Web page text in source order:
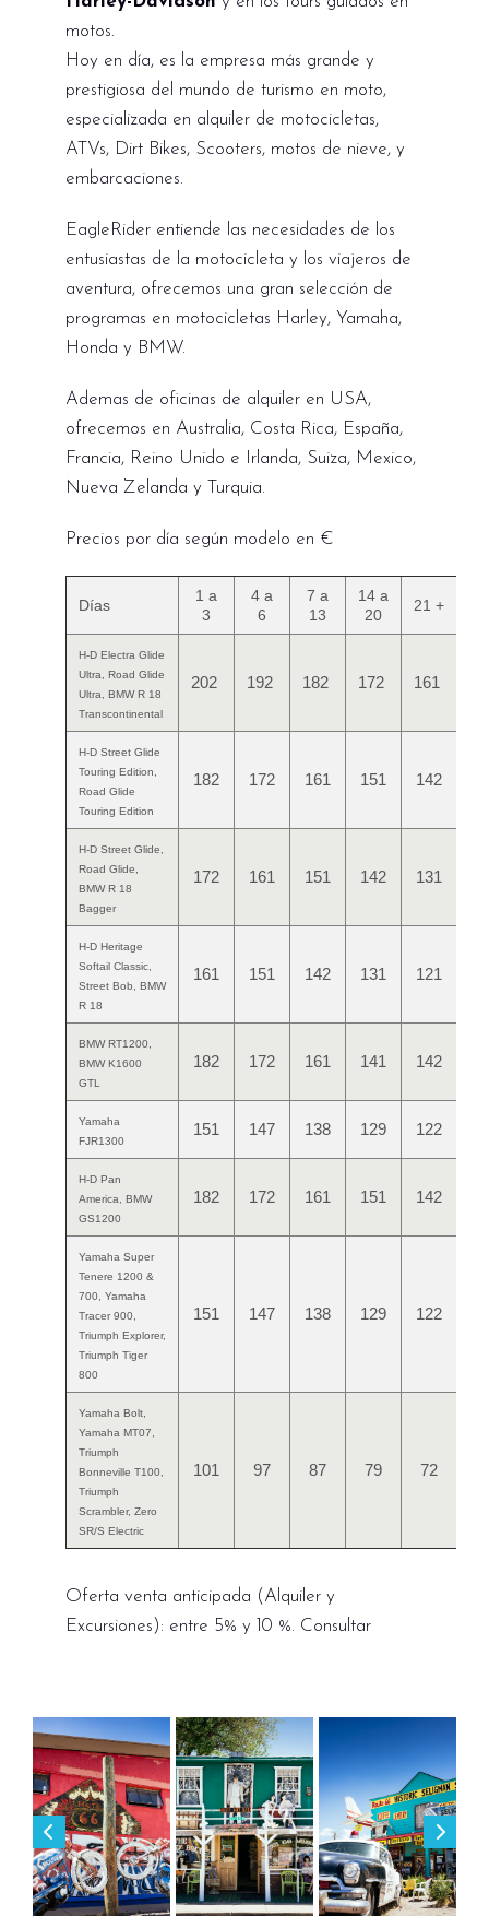
motos.
Hoy en día, es la empresa más grande y
prestigiosa del mundo de turismo en moto,
especializada en alquiler de motocicletas,
ATVs, Dirt Bikes, Scooters, motos de nieve, y
embarcaciones.
EagleRider entiende las necesidades de los
entusiastas de la motocicleta y los viajeros de
aventura, ofrecemos una gran selección de
programas en motocicletas Harley, Yamaha,
Honda y BMW.
Ademas de oficinas de alquiler en USA,
ofrecemos en Australia, Costa Rica, España,
Francia, Reino Unido e Irlanda, Suiza, Mexico,
Nueva Zelanda y Turquia.
Precios por día según modelo en €
Días
1 a
3
4 a
6
7 a
13
14 a
20
21 +
H-D Electra Glide
Ultra, Road Glide
Ultra, BMW R 18
Transcontinental
202 192 182 172 161
H-D Street Glide
Touring Edition,
Road Glide
Touring Edition
182 172 161 151 142
H-D Street Glide,
Road Glide,
BMW R 18
Bagger
172 161 151 142 131
H-D Heritage
Softail Classic,
Street Bob, BMW
R 18
161 151 142 131 121
BMW RT1200,
BMW K1600
GTL
182 172 161 141 142
Yamaha
FJR1300
151 147 138 129 122
H-D Pan
America, BMW
GS1200
182 172 161 151 142
Yamaha Super
Tenere 1200 &
700, Yamaha
Tracer 900,
Triumph Explorer,
Triumph Tiger
800
151 147 138 129 122
Yamaha Bolt,
Yamaha MT07,
Triumph
Bonneville T100,
Triumph
Scrambler, Zero
SR/S Electric
101 97 87 79 72
Oferta venta anticipada (Alquiler y
Excursiones): entre 5% y 10 %. Consultar